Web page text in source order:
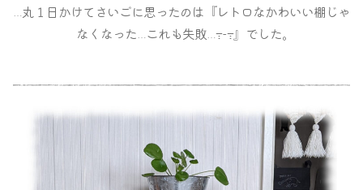
…丸１日かけてさいごに思ったのは『レトロなかわいい棚じゃ
なくなった…これも失敗…߹-߹』でした｡